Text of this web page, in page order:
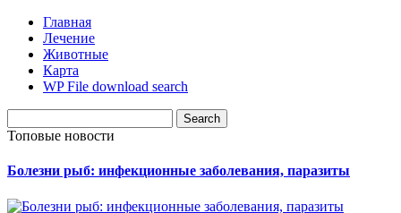
Главная
Лечение
Животные
Карта
WP File download search
Топовые новости
Болезни рыб: инфекционные заболевания, паразиты